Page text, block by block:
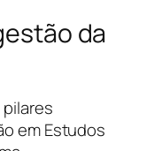
da
em Estudos